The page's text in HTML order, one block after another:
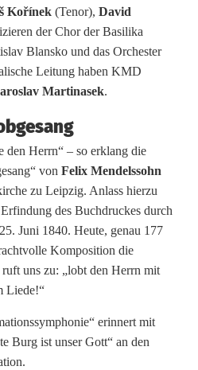
Kořínek (Tenor), David
der Chor der Basilika
Blansko und das Orchester
Leitung haben KMD
Martinasek.
den Herrn“ – so erklang die
von Felix Mendelssohn
zu Leipzig. Anlass hierzu
des Buchdruckes durch
Juni 1840. Heute, genau 177
Komposition die
uns zu: „lobt den Herrn mit
Liede!“
erinnert mit
Burg ist unser Gott“ an den